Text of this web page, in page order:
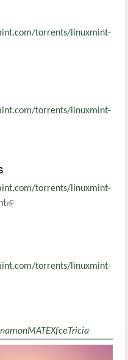
torrents/linuxmint-
hivatkozás)
torrents/linuxmint-
hivatkozás)
torrents/linuxmint-
(külső hivatkozás)
torrents/linuxmint-
hivatkozás)
MATEXfceTricia